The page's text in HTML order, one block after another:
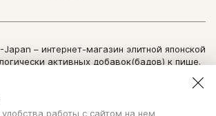
– интернет-магазин элитной японской
активных добавок(бадов) к пище.
информации сайта возможно только по
работы с сайтом на нем